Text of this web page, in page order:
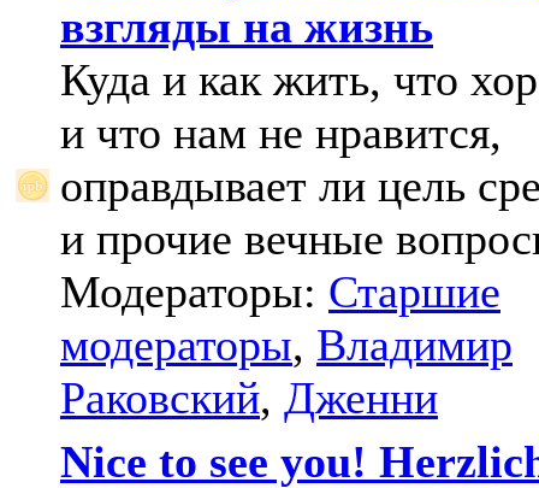
взгляды на жизнь
Куда и как жить, что
и что нам не нравится,
оправдывает ли цель
и прочие вечные
Модераторы: Старшие
модераторы, Владимир
Раковский, Дженни
Nice to see you!